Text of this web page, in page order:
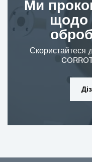
Ми
щодо
Скористайтеся